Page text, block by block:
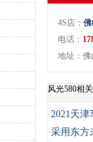
4S店：
电话：
地址：
风光580相
·2021天
·采用东方